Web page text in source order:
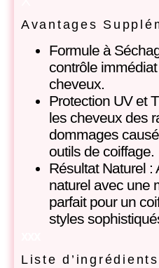
Avantages
Formule à
contrôle
cheveux.
Protection UV et
les cheveux des
dommages
outils de coiffage.
Résultat Naturel :
naturel avec une
parfait pour un
styles
Liste